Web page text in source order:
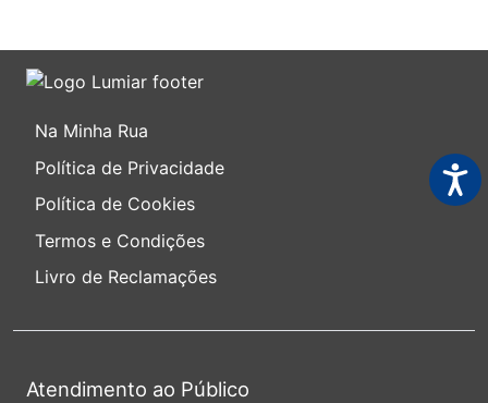
Na Minha Rua
Política de Privacidade
Política de Cookies
Termos e Condições
Livro de Reclamações
Atendimento ao Público